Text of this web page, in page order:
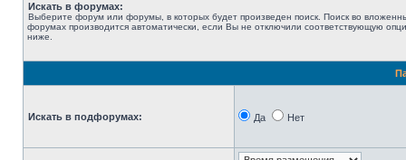
Искать в форумах:
Выберите форум или форумы, в которых будет произведен поиск. Поиск во
форумах производится автоматически, если Вы не отключили соответствующую
ниже.
Искать в подфорумах: Да Нет